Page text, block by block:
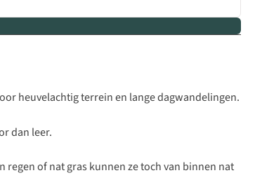
heuvelachtig terrein en lange dagwandelingen.
dan leer.
of nat gras kunnen ze toch van binnen nat